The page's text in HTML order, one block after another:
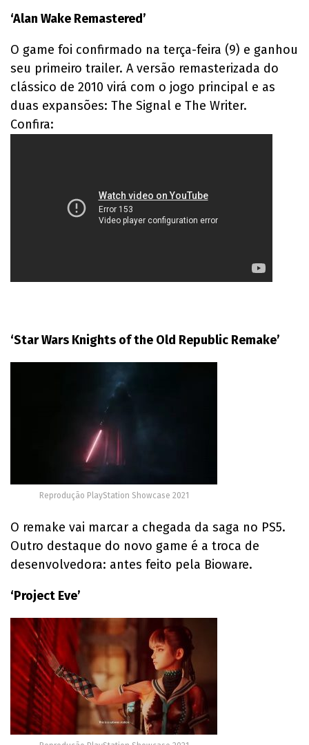
‘Alan Wake Remastered’
O game foi confirmado na terça-feira (9) e ganhou
seu primeiro trailer. A versão remasterizada do
clássico de 2010 virá com o jogo principal e as
duas expansões: The Signal e The Writer.
Confira:
‘Star Wars Knights of the Old Republic Remake’
Reprodução PlayStation Showcase 2021
O remake vai marcar a chegada da saga no PS5.
Outro destaque do novo game é a troca de
desenvolvedora: antes feito pela Bioware.
‘Project Eve’